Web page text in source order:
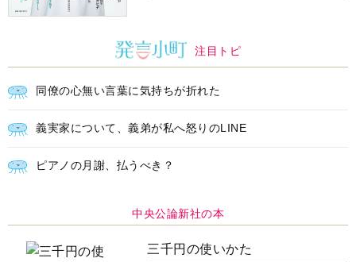
注目トピ
同僚の心無い言葉に気持ちが折れた
義実家について、義弟が私へ怒りのLINE
ピアノの月謝、払うべき？
中央公論新社の本
三千円の使いかた